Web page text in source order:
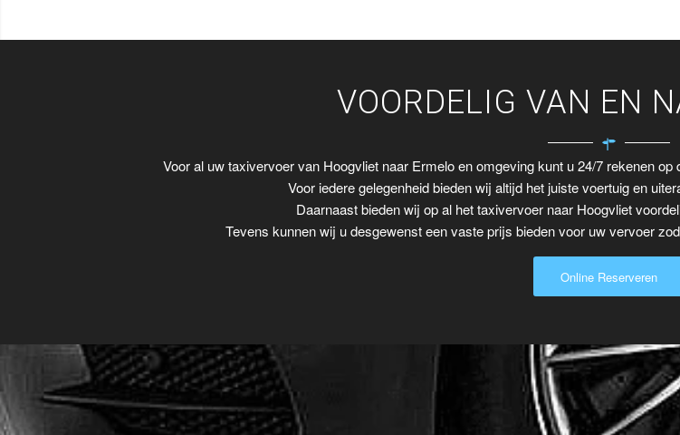
VOORDELIG VAN EN
Voor al uw taxivervoer van Hoogvliet naar Ermelo en omgeving kunt u 24/7 rekenen op
Voor iedere gelegenheid bieden wij altijd het juiste voertuig en
Daarnaast bieden wij op al het taxivervoer naar Hoogvliet
Tevens kunnen wij u desgewenst een vaste prijs bieden voor uw vervoer
Online Reserveren